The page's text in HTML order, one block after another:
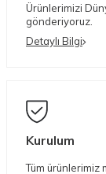
Ürünlerimizi
gönderiyoruz.
Detaylı Bilgi
Kurulum
Tüm ürünlerimiz